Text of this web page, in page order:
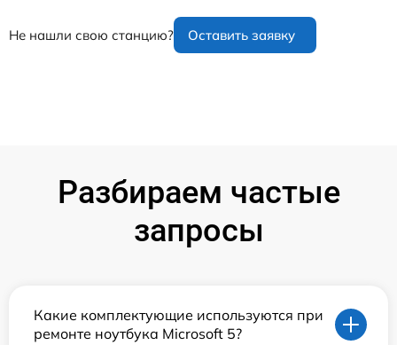
Не нашли свою станцию? Оставить заявку
Разбираем частые
запросы
Какие комплектующие используются при
ремонте ноутбука Microsoft 5?